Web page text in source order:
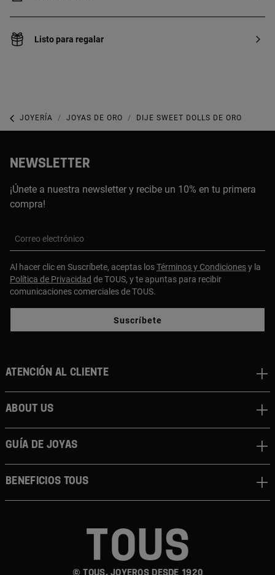
Listo para regalar
JOYERÍA JOYAS DE ORO DIJE SWEET DOLLS DE ORO
NEWSLETTER
¡Únete a nuestra newsletter y recibe un 10% en tu primera
compra!
Correo electrónico
Al hacer clic en Suscríbete, aceptas losTérminos y Condicionesy la
Política de Privacidad de TOUS, y te apuntas para recibir
comunicaciones comerciales de TOUS.
Suscríbete
© TOUS, JOYEROS DESDE 1920
Atención al cliente
About us
Guía de joyas
Beneficios TOUS